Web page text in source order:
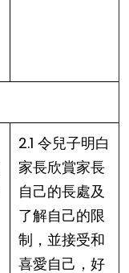
2.1 令兒子明白
家長欣賞家長
自己的長處及
了解自己的限
制，並接受和
喜愛自己，好